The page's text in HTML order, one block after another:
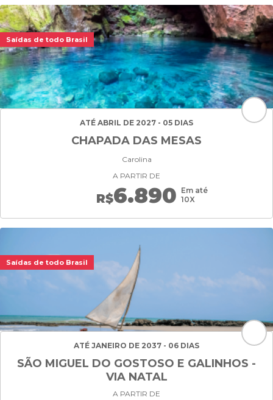
Saídas de todo Brasil
ATÉ ABRIL DE 2027 - 05 DIAS
CHAPADA DAS MESAS
Carolina
A PARTIR DE
R$6.890 Em até
10X
Saídas de todo Brasil
ATÉ JANEIRO DE 2037 - 06 DIAS
SÃO MIGUEL DO GOSTOSO E GALINHOS -
VIA NATAL
A PARTIR DE